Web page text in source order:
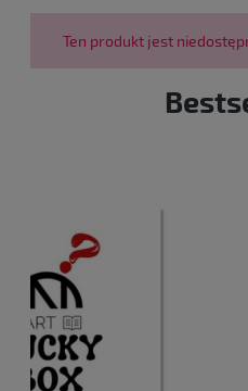
Ten produkt jest